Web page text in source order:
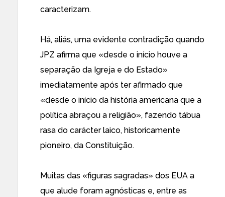
caracterizam.
Há, aliás, uma evidente contradição quando
JPZ afirma que «desde o início houve a
separação da Igreja e do Estado»
imediatamente após ter afirmado que
«desde o início da história americana que a
política abraçou a religião», fazendo tábua
rasa do carácter laico, historicamente
pioneiro, da Constituição.
Muitas das «figuras sagradas» dos EUA a
que alude foram agnósticas e, entre as